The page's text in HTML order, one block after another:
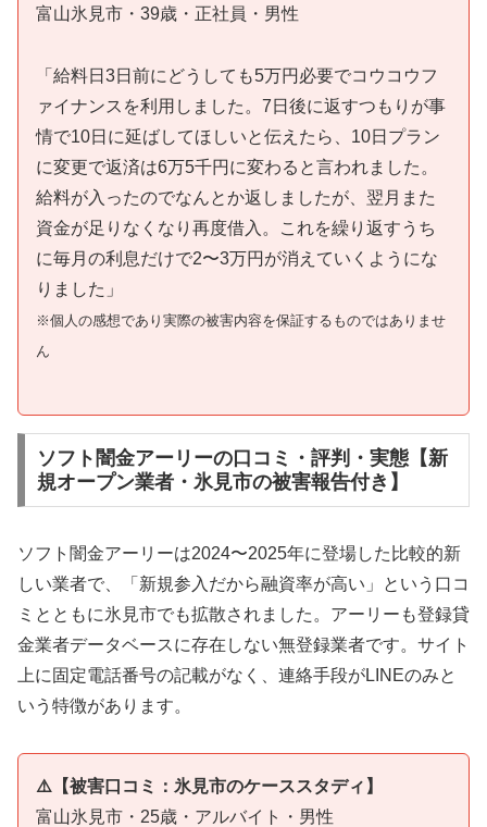
富山氷見市・39歳・正社員・男性
「給料日3日前にどうしても5万円必要でコウコウフ
ァイナンスを利用しました。7日後に返すつもりが事
情で10日に延ばしてほしいと伝えたら、10日プラン
に変更で返済は6万5千円に変わると言われました。
給料が入ったのでなんとか返しましたが、翌月また
資金が足りなくなり再度借入。これを繰り返すうち
に毎月の利息だけで2〜3万円が消えていくようにな
りました」
※個人の感想であり実際の被害内容を保証するものではありませ
ん
ソフト闇金アーリーの口コミ・評判・実態【新
規オープン業者・氷見市の被害報告付き】
ソフト闇金アーリーは2024〜2025年に登場した比較的新
しい業者で、「新規参入だから融資率が高い」という口コ
ミとともに氷見市でも拡散されました。アーリーも登録貸
金業者データベースに存在しない無登録業者です。サイト
上に固定電話番号の記載がなく、連絡手段がLINEのみと
いう特徴があります。
⚠️【被害口コミ：氷見市のケーススタディ】
富山氷見市・25歳・アルバイト・男性